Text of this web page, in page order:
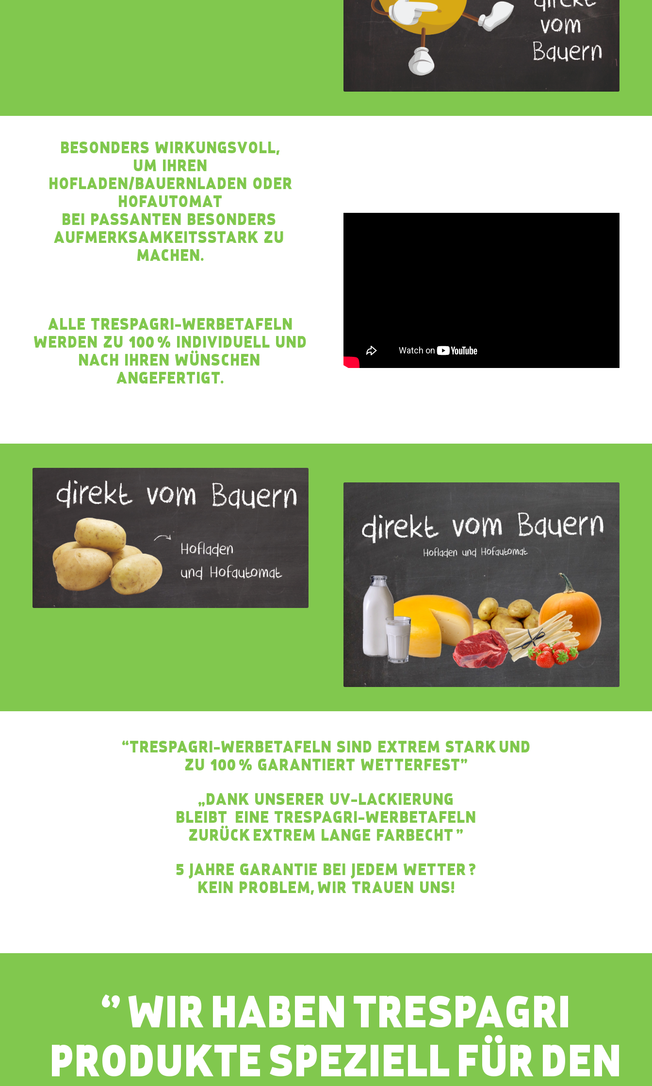
BESONDERS WIRKUNGSVOLL,
UM IHREN
HOFLADEN/BAUERNLADEN ODER
HOFAUTOMAT
BEI PASSANTEN BESONDERS
AUFMERKSAMKEITSSTARK ZU
MACHEN.
ALLE TRESPAGRI-WERBETAFELN
WERDEN ZU 100 % INDIVIDUELL UND
NACH IHREN WÜNSCHEN
ANGEFERTIGT.
“TRESPAGRI-WERBETAFELN SIND EXTREM STARK UND
ZU 100 % GARANTIERT WETTERFEST”
„DANK UNSERER UV-LACKIERUNG
BLEIBT EINE TRESPAGRI-WERBETAFELN
ZURÜCK EXTREM LANGE FARBECHT ”
5 JAHRE GARANTIE BEI JEDEM WETTER ?
KEIN PROBLEM, WIR TRAUEN UNS!
‘’ WIR HABEN TRESPAGRI
PRODUKTE SPEZIELL FÜR DEN